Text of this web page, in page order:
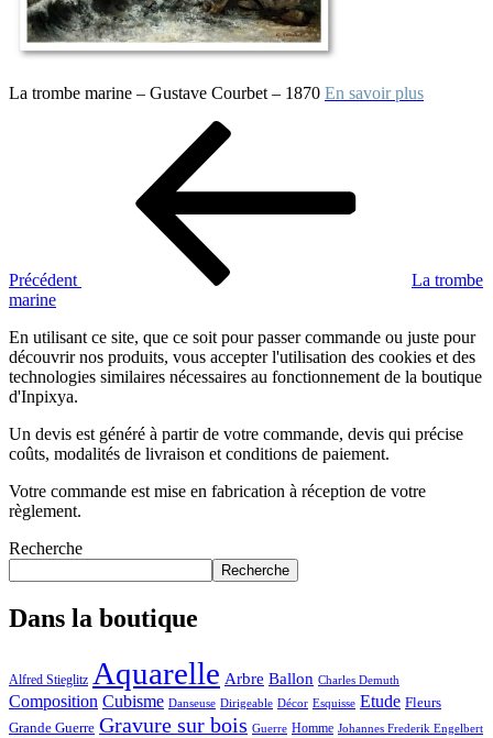
La trombe marine – Gustave Courbet – 1870 En savoir plus
Précédent
La trombe
marine
En utilisant ce site, que ce soit pour passer commande ou juste pour
découvrir nos produits, vous accepter l'utilisation des cookies et des
technologies similaires nécessaires au fonctionnement de la boutique
d'Inpixya.
Un devis est généré à partir de votre commande, devis qui précise
coûts, modalités de livraison et conditions de paiement.
Votre commande est mise en fabrication à réception de votre
règlement.
Recherche
Recherche
Dans la boutique
Alfred Stieglitz Aquarelle Arbre Ballon Charles Demuth
Composition Cubisme Danseuse Dirigeable Décor Esquisse Etude Fleurs
Grande Guerre Gravure sur bois Guerre Homme Johannes Frederik Engelbert